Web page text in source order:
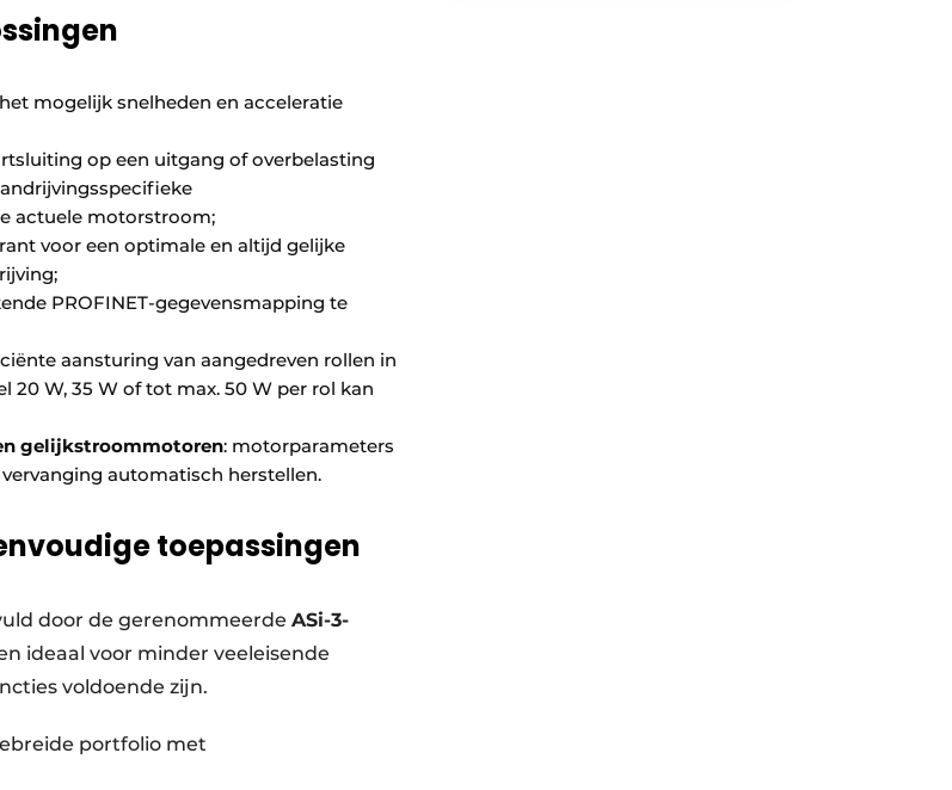
mogelijk snelheden en acceleratie
op een uitgang of overbelasting
actuele motorstroom;
voor een optimale en altijd gelijke
PROFINET-gegevensmapping te
aansturing van aangedreven rollen in
20 W, 35 W of tot max. 50 W per rol kan
gelijkstroommotoren: motorparameters
automatisch herstellen.
toepassingen
door de gerenommeerde ASi-3-
ideaal voor minder veeleisende
voldoende zijn.
portfolio met